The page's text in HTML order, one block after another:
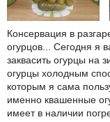
Консервация в
огурцов... Сегодня я
заквасить огурцы на
огурцы холодным
которым я сама
именно квашенные
имеет в наличии